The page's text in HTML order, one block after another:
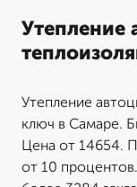
Утепление
Утепление
ключ в Самаре.
Цена от 14654.
от 10